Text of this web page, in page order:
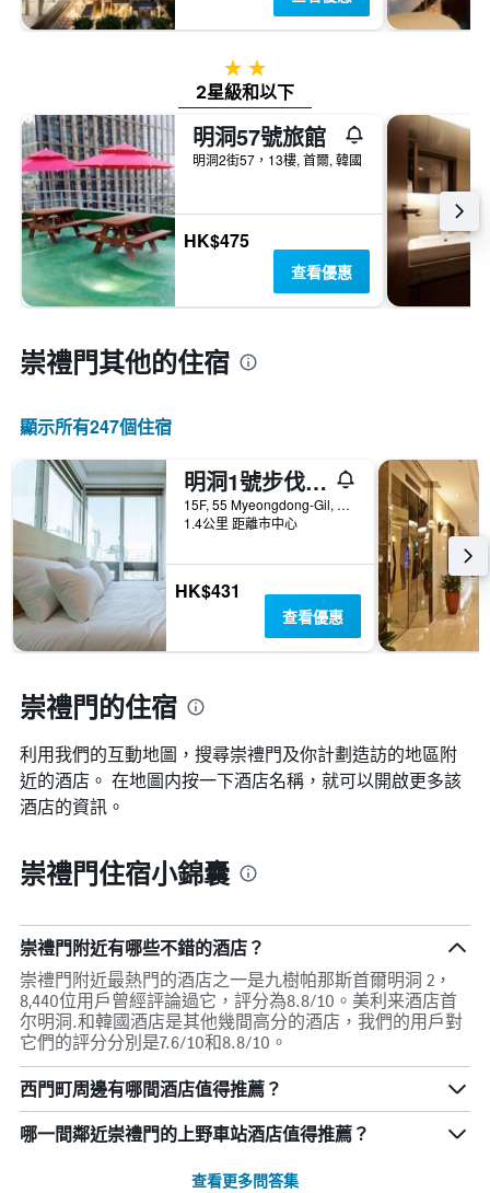
2星級
2星級和以下
明洞57號旅館
明洞2街57，13樓, 首爾, 韓國
HK$475
查看優惠
崇禮門​其他的住宿
顯示所有247​個住宿
明洞1號步伐旅舍
15F, 55 Myeongdong-Gil, 首爾, 韓國
1.4公里 距離市中心
HK$431
查看優惠
崇禮門的住宿
利用我們的互動地圖，搜尋崇禮門​及你計劃造訪的地區附
近的酒店。 在地圖内按一下酒店名稱，就可以開啟更多該
酒店的資訊。
崇禮門住宿小錦囊
崇禮門附近有哪些不錯的酒店？
崇禮門附近最熱門的酒店之一是九樹帕那斯首爾明洞 2，
8,440位用戶曾經評論過它，評分為8.8/10。美利来酒店首
尔明洞.和韓國酒店是其他幾間高分的酒店，我們的用戶對
它們的評分分別是7.6/10和8.8/10。
西門町周邊有哪間酒店值得推薦？
哪一間鄰近崇禮門的上野車站酒店值得推薦？
查看更多問答集